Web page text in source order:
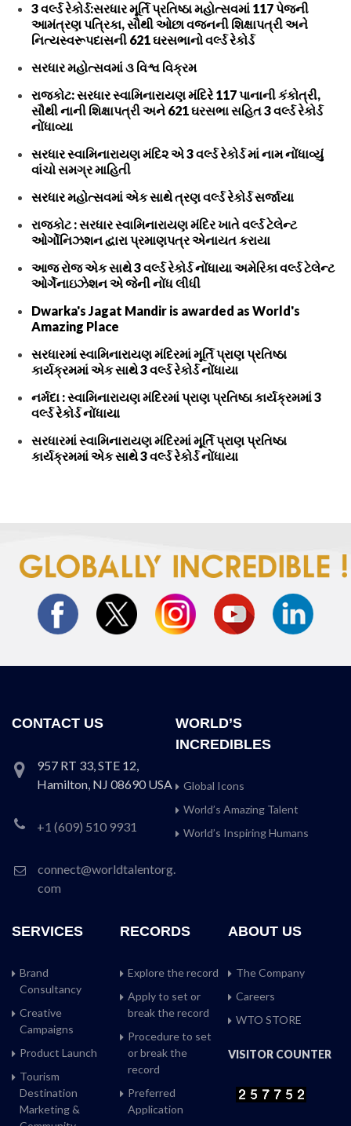
3 વર્લ્ડ રેકોર્ડ:સરધાર મૂર્તિ પ્રતિષ્ઠા મહોત્સવમાં 117 પેજની
આમંત્રણ પત્રિકા, સૌથી ઓછા વજનની શિક્ષાપત્રી અને
નિત્યસ્વરૂપદાસની 621 ઘરસભાનો વર્લ્ડ રેકોર્ડ
સરધાર મહોત્સવમાં ૩ વિશ્વ વિક્રમ
રાજકોટ: સરધાર સ્વામિનારાયણ મંદિરે 117 પાનાની કંકોત્રી,
સૌથી નાની શિક્ષાપત્રી અને 621 ઘરસભા સહિત 3 વર્લ્ડ રેકોર્ડ
નોંધાવ્યા
સરધાર સ્વામિનારાયણ મંદિ૨ એ 3 વર્લ્ડ રેકોર્ડ માં નામ નોંધાવ્યું
વાંચો સમગ્ર માહિતી
સરધાર મહોત્સવમાં એક સાથે ત્રણ વર્લ્ડ રેકોર્ડ સર્જાયા
રાજકોટ : સરધાર સ્વામિનારાયણ મંદિર ખાતે વર્લ્ડ ટેલેન્ટ
ઓર્ગોનિઝશન દ્વારા પ્રમાણપત્ર એનાયત કરાયા
આજ રોજ એક સાથે 3 વર્લ્ડ રેકોર્ડ નોંધાયા અમેરિકા વર્લ્ડ ટેલેન્ટ
ઓર્ગેનાઇઝેશન એ જેની નોંધ લીધી
Dwarka's Jagat Mandir is awarded as World's
Amazing Place
સરધારમાં સ્વામિનારાયણ મંદિરમાં મૂર્તિ પ્રાણ પ્રતિષ્ઠા
કાર્યક્રમમાં એક સાથે 3 વર્લ્ડ રેકોર્ડ નોંધાયા
નર્મદા : સ્વામિનારાયણ મંદિરમાં પ્રાણ પ્રતિષ્ઠા કાર્યક્રમમાં 3
વર્લ્ડ રેકોર્ડ નોંધાયા
સરધારમાં સ્વામિનારાયણ મંદિરમાં મૂર્તિ પ્રાણ પ્રતિષ્ઠા
કાર્યક્રમમાં એક સાથે 3 વર્લ્ડ રેકોર્ડ નોંધાયા
CONTACT US
957 RT 33, STE 12,
Hamilton, NJ 08690 USA
+1 (609) 510 9931
connect@worldtalentorg.
com
WORLD’S
INCREDIBLES
Global Icons
World’s Amazing Talent
World’s Inspiring Humans
SERVICES
Brand
Consultancy
Creative
Campaigns
Product Launch
Tourism
Destination
Marketing &
RECORDS
Explore the record
Apply to set or
break the record
Procedure to set
or break the
record
Preferred
Application
ABOUT US
The Company
Careers
WTO STORE
VISITOR COUNTER